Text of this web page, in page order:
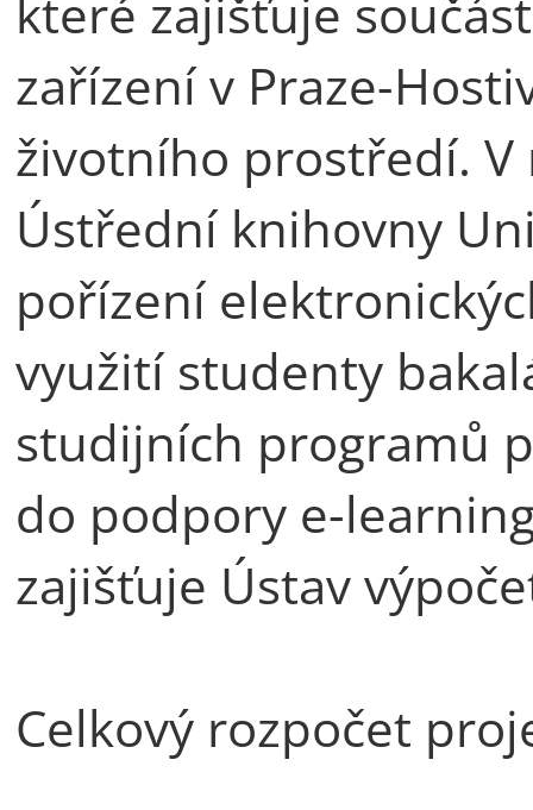
zařízení v Praze-
životního prostředí.
Ústřední knihovny
pořízení
využití studenty
studijních programů
do podpory e-
zajišťuje Ústav
Celkový rozpočet